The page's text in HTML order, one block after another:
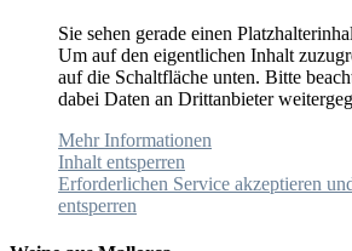
Sie sehen gerade einen
Um auf den eigentlichen Inhalt
auf die Schaltfläche unten. Bitte
dabei Daten an Drittanbieter
Mehr Informationen
Inhalt entsperren
Erforderlichen Service akzeptieren
entsperren